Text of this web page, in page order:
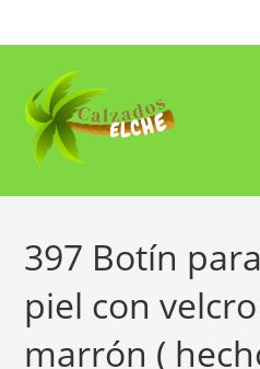
al
contenido
397 Botín
piel con
marrón (